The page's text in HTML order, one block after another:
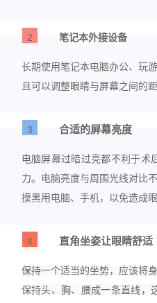
2 笔记本外接设备
长期使用笔记本电脑办公、玩
且可以调整眼睛与屏幕之间的
3 合适的屏幕亮度
电脑屏幕过暗过亮都不利于术
力。电脑亮度与周围光线对比
摸黑用电脑、手机，以免造成眼
4 直角坐姿让眼睛舒适
保持一个适当的坐势，应该将
保持头、胸、腰成一条直线，